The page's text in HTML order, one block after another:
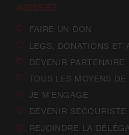
AGISSEZ
FAIRE UN DON
LEGS, DONATIONS ET
DEVENIR PARTENAIRE
TOUS LES MOYENS
JE M’ENGAGE
DEVENIR SECOURISTE
REJOINDRE LA